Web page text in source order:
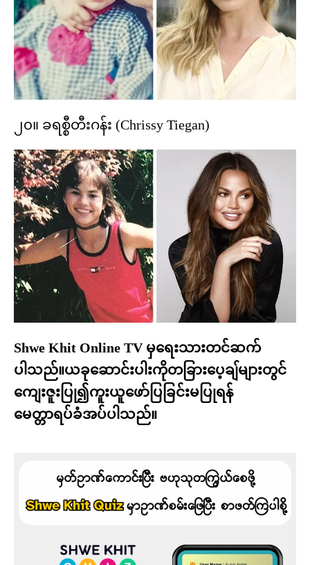
၂၀။ ခရစ္စီတီးဂန်း (Chrissy Tiegan)
Shwe Khit Online TV မှရေးသားတင်ဆက်
ပါသည်။ယခုဆောင်းပါးကိုတခြားပေ့ချ်များတွင်
ကျေးဇူးပြု၍ကူးယူဖော်ပြခြင်းမပြုရန်
မေတ္တာရပ်ခံအပ်ပါသည်။